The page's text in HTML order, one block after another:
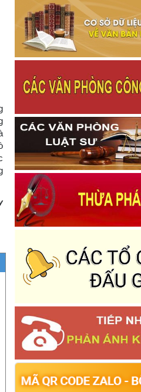
Thông báo cấp lại Giấy đăng ký
Công ty Luật TNHH Nguyễn Ngọc
Thông báo Quyết định Đăng ký
công chứng
Danh sách người thực hiện trợ
Nguyên
Thông báo Quyết định Chấm
nghề công chứng
Công bố danh mục thủ tục hành
đổi, bổ sung trong lĩnh vực bồi
Thông báo Về việc thu hồi thẻ
Thông báo niêm yết thông báo
Công chứng văn bản phân chia di
Thông báo Quyết định công bố
Ngân sách Nhà nước năm
chứng Số 2
Thông báo Quyết định Công nhận
sự hành nghề công chứng
công chứng
Thông báo Về việc phân công
Dương lịch năm 2026 và các
nhật
tài sản công năm 2025
Thông báo Báo cáo tình hình
chủ, tự chịu trách nhiệm theo Nghị
Thông báo Danh sách người
thông báo cấp lại Giấy đăng ký
Luật TNHH PK Việt Nam